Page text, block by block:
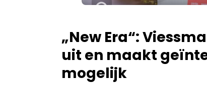
Vacature aanmelden
Vacatures
„New Era“:
uit en maakt
mogelijk